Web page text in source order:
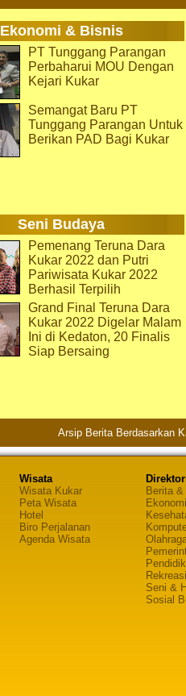
Ekonomi & Bisnis
PT Tunggang Parangan
Perbaharui MOU Dengan
Kejari Kukar
Semangat Baru PT
Tunggang Parangan Untuk
Berikan PAD Bagi Kukar
Seni Budaya
Pemenang Teruna Dara
Kukar 2022 dan Putri
Pariwisata Kukar 2022
Berhasil Terpilih
Grand Final Teruna Dara
Kukar 2022 Digelar Malam
Ini di Kedaton, 20 Finalis
Siap Bersaing
Arsip Berita Berdasarkan
Wisata
Wisata Kukar
Peta Wisata
Hotel
Biro Perjalanan
Agenda Wisata
Berita
Seni &
Sosial